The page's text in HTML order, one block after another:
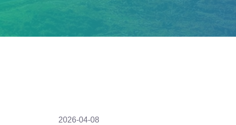
2026-04-08